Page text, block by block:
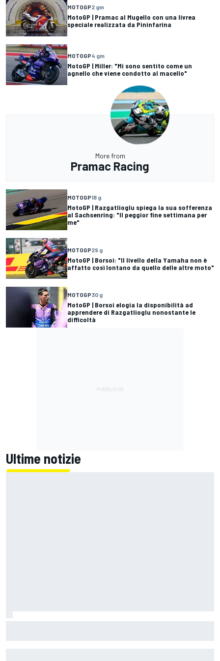
MOTOGP2 gm
MotoGP | Pramac al Mugello con una livrea
speciale realizzata da Pininfarina
MOTOGP4 gm
MotoGP | Miller: "Mi sono sentito come un
agnello che viene condotto al macello"
More from
Pramac Racing
MOTOGP18 g
MotoGP | Razgatlioglu spiega la sua sofferenza
al Sachsenring: "Il peggior fine settimana per
me"
MOTOGP29 g
MotoGP | Borsoi: "Il livello della Yamaha non è
affatto così lontano da quello delle altre moto"
MOTOGP30 g
MotoGP | Borsoi elogia la disponibilità ad
apprendere di Razgatlioglu nonostante le
difficoltà
Ultime notizie